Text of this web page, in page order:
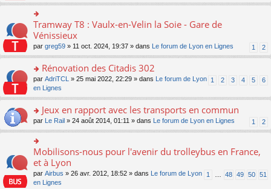
s
ult
er
le
m
e
s
s
g
o
n
lu
le
pl
u
s
ré
c
o
n
ult
er
le
m
e
s
a
g
e
n
o
n
le
Tramway T8 : Vaulx-en-Velin la Soie - Gare de
Vénissieux
1 2
par greg59 » 11 oct. 2024, 19:37 » dans Le forum de Lyon en Lignes
o
n
s
er
le
m
e
s
s
g
Rénovation des Citadis 302
1 2 3 4 5 6
par AdriTCL » 25 mai 2022, 22:29 » dans
Le forum de Lyon
en Lignes
o
n
s
ult
er
le
m
e
Jeux en rapport avec les transports en commun
1 2
par Le Rail » 24 août 2014, 01:11 » dans Le forum de Lyon en Lignes
o
n
ult
Mobilisons-nous pour l'avenir du trolleybus en France,
et à Lyon
1 48 49 50 51
par Airbus » 26 avr. 2012, 18:52 » dans
Le forum de Lyon
en Lignes